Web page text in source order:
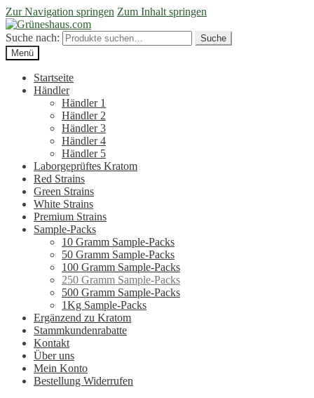
Zur Navigation springen Zum Inhalt springen
Suche nach:
Suche
Menü
Startseite
Händler
Händler 1
Händler 2
Händler 3
Händler 4
Händler 5
Laborgeprüftes Kratom
Red Strains
Green Strains
White Strains
Premium Strains
Sample-Packs
10 Gramm Sample-Packs
50 Gramm Sample-Packs
100 Gramm Sample-Packs
250 Gramm Sample-Packs
500 Gramm Sample-Packs
1Kg Sample-Packs
Ergänzend zu Kratom
Stammkundenrabatte
Kontakt
Über uns
Mein Konto
Bestellung Widerrufen